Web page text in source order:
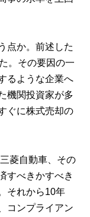
点か。前述した
。その要因の一
るような企業へ
機関投資家が多
ぐに株式売却の
菱自動車、その
すべきかすべき
それから10年
コンプライアン